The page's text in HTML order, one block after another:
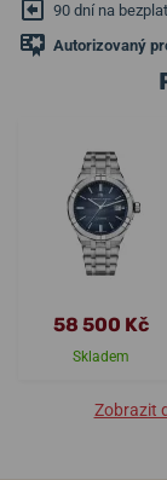
90 dní na
Autorizovaný
58 500 Kč
Skladem
Zobrazit